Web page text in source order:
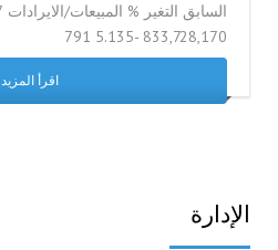
833,728,170 -5.135 791
اقرأ المزيد
الإدارة